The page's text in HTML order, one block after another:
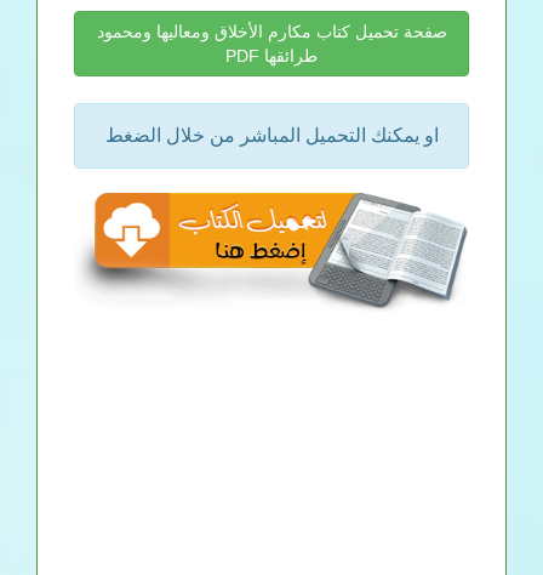
صفحة تحميل كتاب مكارم الأخلاق ومعاليها ومحمود
طرائقها PDF
او يمكنك التحميل المباشر من خلال الضغط